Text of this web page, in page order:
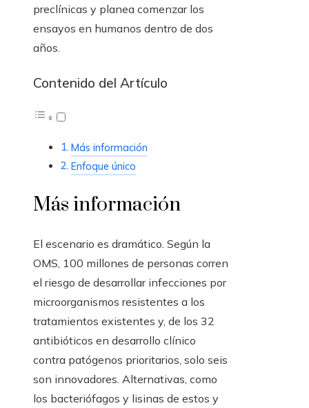
preclínicas y planea comenzar los
ensayos en humanos dentro de dos
años.
Contenido del Artículo
Más información
Enfoque único
Más información
El escenario es dramático. Según la
OMS, 100 millones de personas corren
el riesgo de desarrollar infecciones por
microorganismos resistentes a los
tratamientos existentes y, de los 32
antibióticos en desarrollo clínico
contra patógenos prioritarios, solo seis
son innovadores. Alternativas, como
los bacteriófagos y lisinas de estos y